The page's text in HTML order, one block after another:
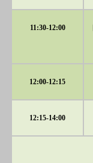
11:30-12:00
12:00-12:15
12:15-14:00